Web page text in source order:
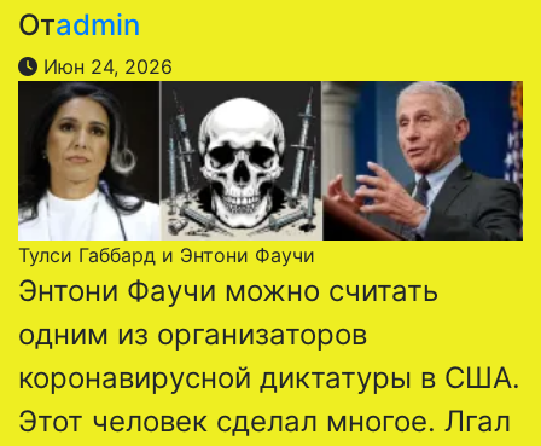
Отadmin
Июн 24, 2026
Тулси Габбард и Энтони Фаучи
Энтони Фаучи можно считать
одним из организаторов
коронавирусной диктатуры в США.
Этот человек сделал многое. Лгал